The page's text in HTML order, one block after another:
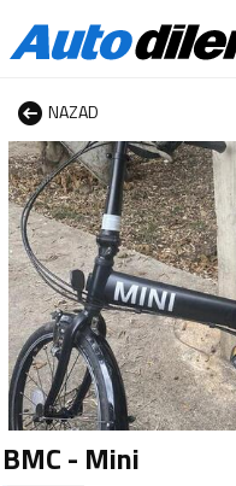
NAZAD
BMC - Mini